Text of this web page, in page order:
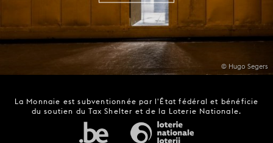
© Hugo Segers
La Monnaie est subventionnée par l'État fédéral et bénéficie
du soutien du Tax Shelter et de la Loterie Nationale.